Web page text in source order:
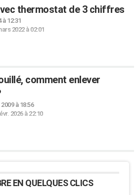
thermostat de 3 chiffres
à 12:31
2022 à 02:01
comment enlever
à 18:56
2026 à 22:10
EN QUELQUES CLICS